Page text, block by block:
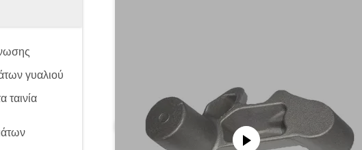
γυαλιού
ταινία